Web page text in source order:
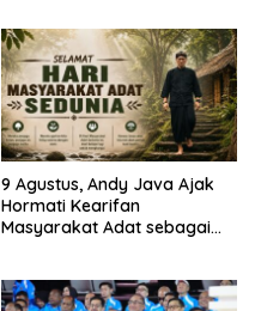
9 Agustus, Andy Java Ajak
Hormati Kearifan
Masyarakat Adat sebagai